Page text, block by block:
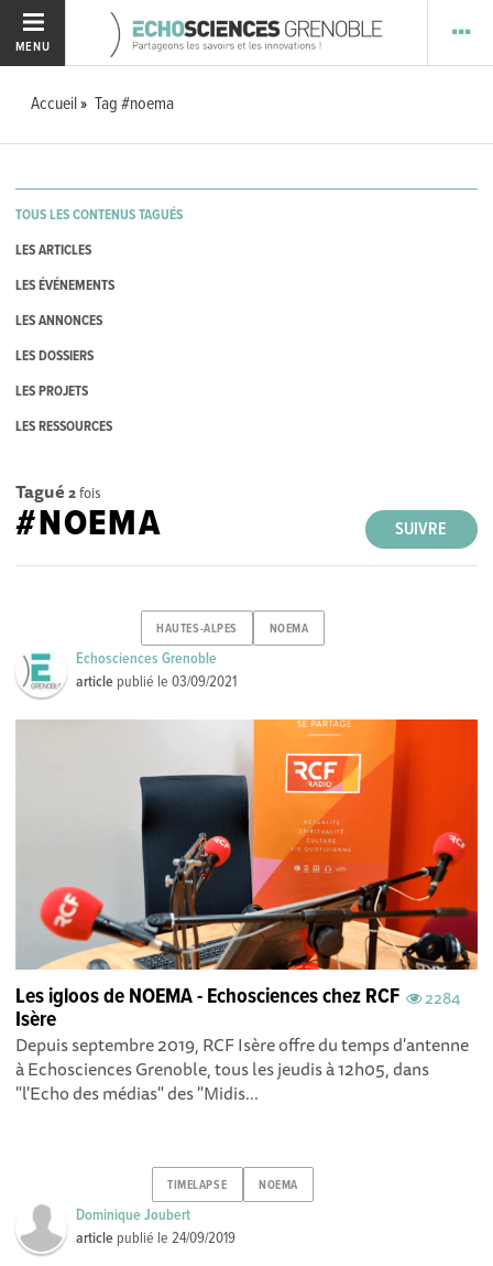
MENU
Accueil Tag #noema
TOUS LES CONTENUS TAGUÉS
LES ARTICLES
LES ÉVÉNEMENTS
LES ANNONCES
LES DOSSIERS
LES PROJETS
LES RESSOURCES
Tagué 2fois
SUIVRE
#NOEMA
HAUTES-ALPES NOEMA
Echosciences Grenoble
article publié le03/09/2021
2284
Les igloos de NOEMA - Echosciences chez RCF
Isère
Depuis septembre 2019, RCF Isère offre du temps d'antenne
à Echosciences Grenoble, tous les jeudis à 12h05, dans
"l'Echo des médias" des "Midis...
TIMELAPSE NOEMA
Dominique Joubert
article publié le24/09/2019